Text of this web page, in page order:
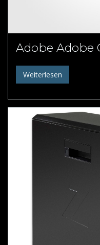
Adobe Adobe
Weiterlesen